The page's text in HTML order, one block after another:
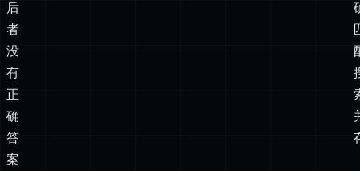
引
查
找
完
成。
后
者
没